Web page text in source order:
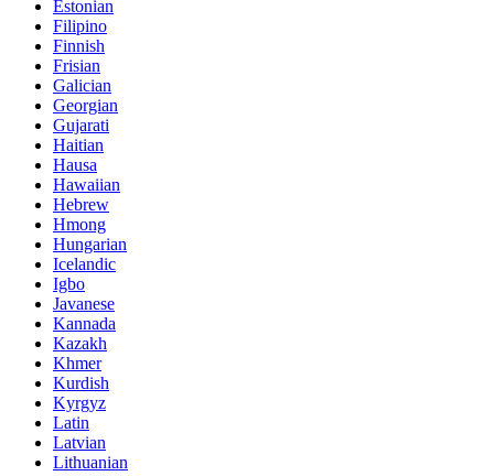
Estonian
Filipino
Finnish
Frisian
Galician
Georgian
Gujarati
Haitian
Hausa
Hawaiian
Hebrew
Hmong
Hungarian
Icelandic
Igbo
Javanese
Kannada
Kazakh
Khmer
Kurdish
Kyrgyz
Latin
Latvian
Lithuanian